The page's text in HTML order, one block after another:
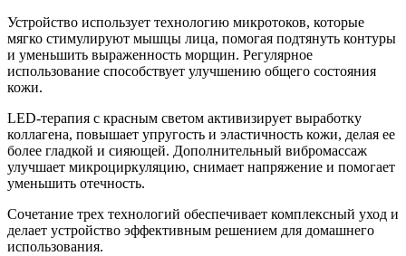
Устройство использует технологию микротоков, которые
мягко стимулируют мышцы лица, помогая подтянуть контуры
и уменьшить выраженность морщин. Регулярное
использование способствует улучшению общего состояния
кожи.
LED-терапия с красным светом активизирует выработку
коллагена, повышает упругость и эластичность кожи, делая ее
более гладкой и сияющей. Дополнительный вибромассаж
улучшает микроциркуляцию, снимает напряжение и помогает
уменьшить отечность.
Сочетание трех технологий обеспечивает комплексный уход и
делает устройство эффективным решением для домашнего
использования.